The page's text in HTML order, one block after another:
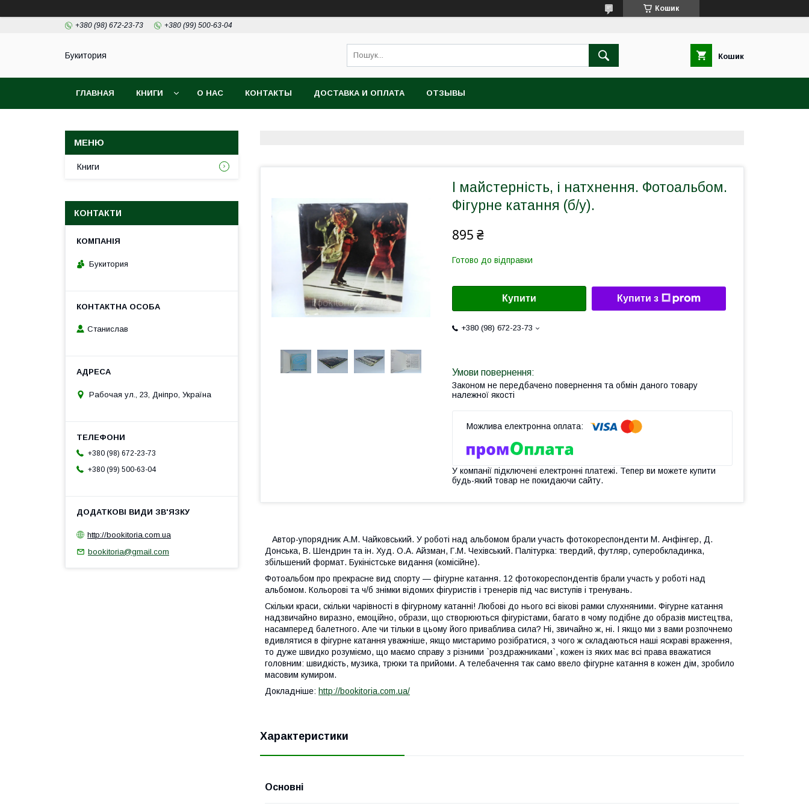
Кошик
+380 (98) 672-23-73 +380 (99) 500-63-04
Букитория Кошик
ГЛАВНАЯ КНИГИ О НАС КОНТАКТЫ ДОСТАВКА И ОПЛАТА ОТЗЫВЫ
І майстерність, і натхнення. Фотоальбом.
Фігурне катання (б/у).
895 ₴
Готово до відправки
Купити Купити з
+380 (98) 672-23-73
Законом не передбачено повернення та обмін даного товару
належної якості
У компанії підключені електронні платежі. Тепер ви можете купити
будь-який товар не покидаючи сайту.
Автор-упорядник А.М. Чайковський. У роботі над альбомом брали участь фотокореспонденти М. Анфінгер, Д.
Донська, В. Шендрин та ін. Худ. О.А. Айзман, Г.М. Чехівський. Палітурка: твердий, футляр, суперобкладинка,
збільшений формат. Букіністське видання (комісійне).
Фотоальбом про прекрасне вид спорту — фігурне катання. 12 фотокореспондентів брали участь у роботі над
альбомом. Кольорові та ч/б знімки відомих фігуристів і тренерів під час виступів і тренувань.
Скільки краси, скільки чарівності в фігурному катанні! Любові до нього всі вікові рамки слухняними. Фігурне катання
надзвичайно виразно, емоційно, образи, що створюються фігурістами, багато в чому подібне до образів мистецтва,
насамперед балетного. Але чи тільки в цьому його приваблива сила? Ні, звичайно ж, ні. І якщо ми з вами розпочнемо
вдивлятися в фігурне катання уважніше, якщо мистаримо розібратися, з чого ж складаються наші яскраві враження,
то дуже швидко розуміємо, що маємо справу з різними `роздражниками`, кожен із яких має всі права вважатися
головним: швидкість, музика, трюки та прийоми. А телебачення так само ввело фігурне катання в кожен дім, зробило
масовим кумиром.
Докладніше: http://bookitoria.com.ua/
Характеристики
Основні
Книги
КОНТАКТИ
Букитория
Станислав
Рабочая ул., 23, Дніпро, Україна
+380 (98) 672-23-73
+380 (99) 500-63-04
http://bookitoria.com.ua
bookitoria@gmail.com